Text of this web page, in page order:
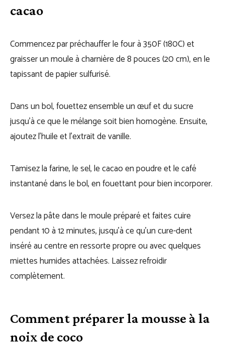
cacao
Commencez par préchauffer le four à 350F (180C) et
graisser un moule à charnière de 8 pouces (20 cm), en le
tapissant de papier sulfurisé.
Dans un bol, fouettez ensemble un œuf et du sucre
jusqu’à ce que le mélange soit bien homogène. Ensuite,
ajoutez l’huile et l’extrait de vanille.
Tamisez la farine, le sel, le cacao en poudre et le café
instantané dans le bol, en fouettant pour bien incorporer.
Versez la pâte dans le moule préparé et faites cuire
pendant 10 à 12 minutes, jusqu’à ce qu’un cure-dent
inséré au centre en ressorte propre ou avec quelques
miettes humides attachées. Laissez refroidir
complètement.
Comment préparer la mousse à la
noix de coco